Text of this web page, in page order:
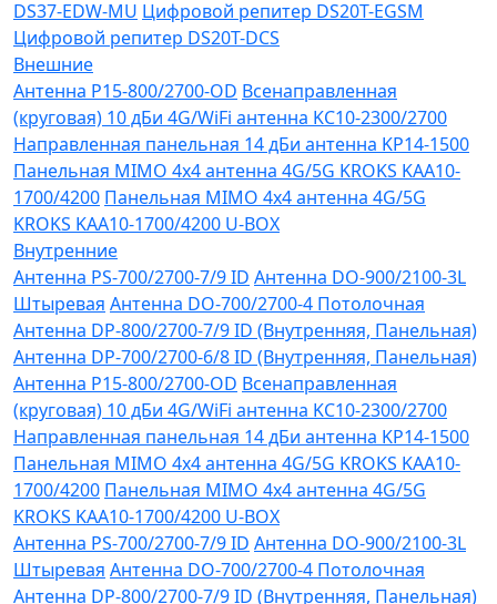
DS37-EDW-MU Цифровой репитер DS20T-EGSM
Цифровой репитер DS20T-DCS
Внешние
Антенна P15-800/2700-OD Всенаправленная
(круговая) 10 дБи 4G/WiFi антенна KC10-2300/2700
Направленная панельная 14 дБи антенна KP14-1500
Панельная MIMO 4x4 антенна 4G/5G KROKS KAA10-
1700/4200 Панельная MIMO 4x4 антенна 4G/5G
KROKS KAA10-1700/4200 U-BOX
Внутренние
Антенна PS-700/2700-7/9 ID Антенна DO-900/2100-3L
Штыревая Антенна DO-700/2700-4 Потолочная
Антенна DP-800/2700-7/9 ID (Внутренняя, Панельная)
Антенна DP-700/2700-6/8 ID (Внутренняя, Панельная)
Антенна P15-800/2700-OD Всенаправленная
(круговая) 10 дБи 4G/WiFi антенна KC10-2300/2700
Направленная панельная 14 дБи антенна KP14-1500
Панельная MIMO 4x4 антенна 4G/5G KROKS KAA10-
1700/4200 Панельная MIMO 4x4 антенна 4G/5G
KROKS KAA10-1700/4200 U-BOX
Антенна PS-700/2700-7/9 ID Антенна DO-900/2100-3L
Штыревая Антенна DO-700/2700-4 Потолочная
Антенна DP-800/2700-7/9 ID (Внутренняя, Панельная)